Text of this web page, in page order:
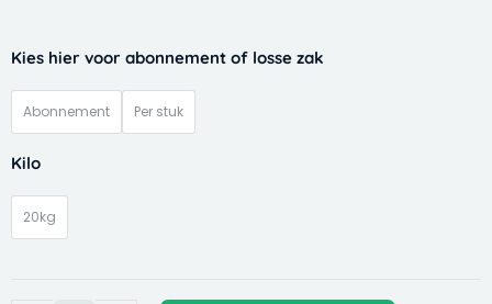
Kies hier voor abonnement of losse zak
Abonnement Per stuk
Kilo
20kg
pup/junior
20
kg
aantal